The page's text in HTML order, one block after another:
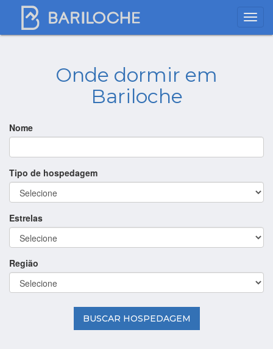
Onde dormir em
Bariloche
Nome
Tipo de hospedagem
Estrelas
Região
BUSCAR HOSPEDAGEM